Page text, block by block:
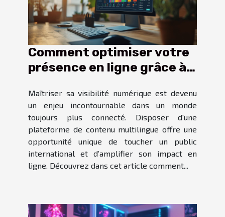
Comment optimiser votre
présence en ligne grâce à
contenu multilingue
Maîtriser sa visibilité numérique est devenu
un enjeu incontournable dans un monde
toujours plus connecté. Disposer d'une
plateforme de contenu multilingue offre une
opportunité unique de toucher un public
international et d’amplifier son impact en
ligne. Découvrez dans cet article comment...